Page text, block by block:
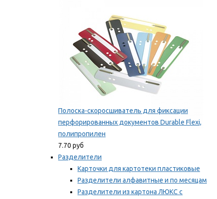
Полоска-скоросшиватель для фиксации
перфорированных документов Durable Flexi,
полипропилен
7.70 руб
Разделители
Карточки для картотеки пластиковые
Разделители алфавитные и по месяцам
Разделители из картона ЛЮКС с